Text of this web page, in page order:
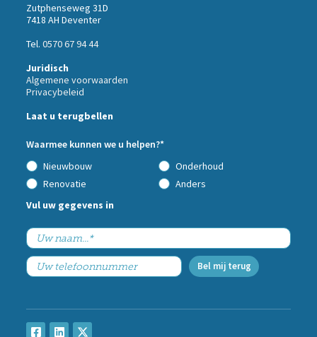
Zutphenseweg 31D
7418 AH Deventer
Tel. 0570 67 94 44
Juridisch
Algemene voorwaarden
Privacybeleid
Call
back
by
fax
Laat u terugbellen
Waarmee kunnen we u helpen?*
Nieuwbouw
Onderhoud
Renovatie
Anders
Vul uw gegevens in
Bel mij terug